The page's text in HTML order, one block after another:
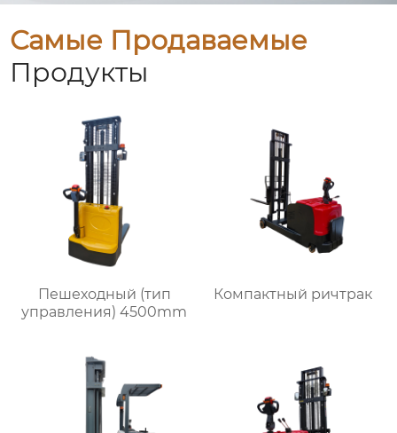
Самые Продаваемые
Продукты
Пешеходный (тип
управления) 4500mm
Компактный ричтрак